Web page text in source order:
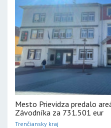
Mesto Prievidza predalo
Závodníka za 731.501 eur
Trenčiansky kraj